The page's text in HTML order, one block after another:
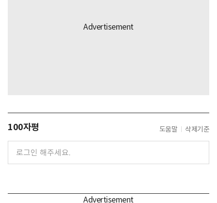
100자평 도움말 삭제기준